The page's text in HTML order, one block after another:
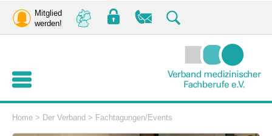
Mitglied
werden!
Home > Der Verband > Fachtagungen/Events